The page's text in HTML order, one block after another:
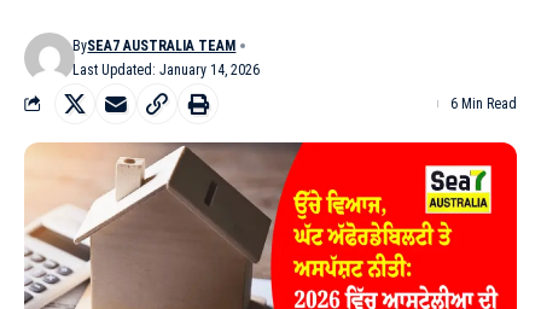
Last Updated: January 14, 2026
BySEA7 AUSTRALIA TEAM
6 Min Read